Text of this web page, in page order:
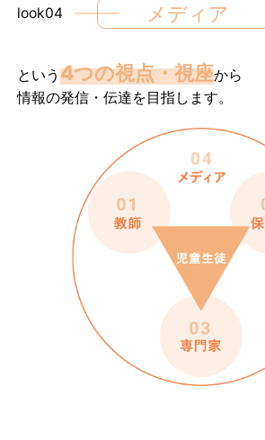
look04 メディア
という 4つの視点・視座から
情報の発信・伝達を目指します。